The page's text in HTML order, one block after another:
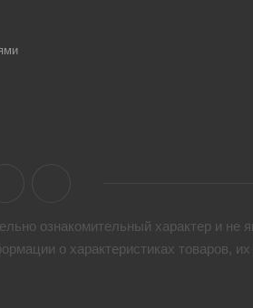
ознакомительный характер и не
о характеристиках товaров,